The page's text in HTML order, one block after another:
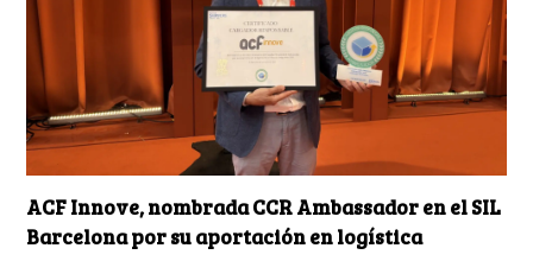
ACF Innove, nombrada CCR Ambassador en el SIL
Barcelona por su aportación en logística